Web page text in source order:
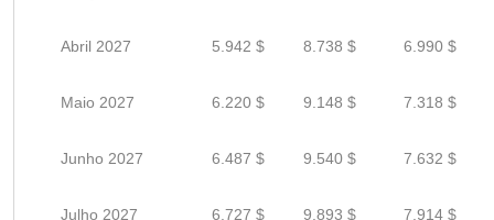
Abril 2027 5.942 $ 8.738 $ 6.990 $
Maio 2027 6.220 $ 9.148 $ 7.318 $
Junho 2027 6.487 $ 9.540 $ 7.632 $
Julho 2027 6.727 $ 9.893 $ 7.914 $